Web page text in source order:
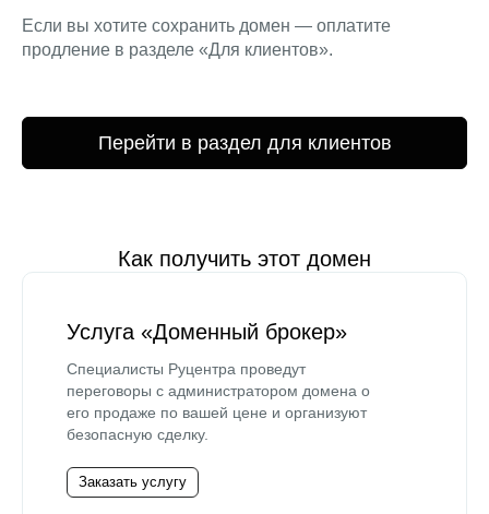
Если вы хотите сохранить домен — оплатите
продление в разделе «Для клиентов».
Перейти в раздел для клиентов
Как получить этот домен
Услуга «Доменный брокер»
Специалисты Руцентра проведут
переговоры с администратором домена о
его продаже по вашей цене и организуют
безопасную сделку.
Заказать услугу